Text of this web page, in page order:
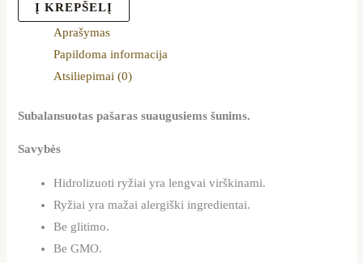
Į KREPŠELĮ
Aprašymas
Papildoma informacija
Atsiliepimai (0)
Subalansuotas pašaras suaugusiems šunims.
Savybės
Hidrolizuoti ryžiai yra lengvai virškinami.
Ryžiai yra mažai alergiški ingredientai.
Be glitimo.
Be GMO.